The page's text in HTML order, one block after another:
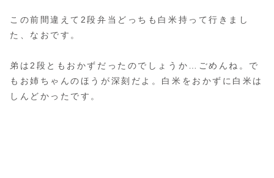
この前間違えて2段弁当どっちも白米持って行きまし
た、なおです。
弟は2段ともおかずだったのでしょうか…ごめんね。で
もお姉ちゃんのほうが深刻だよ。白米をおかずに白米は
しんどかったです。